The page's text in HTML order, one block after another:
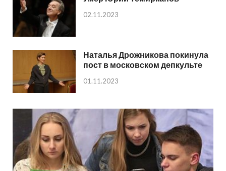
02.11.2023
Наталья Дрожникова покинула
пост в московском депкульте
01.11.2023